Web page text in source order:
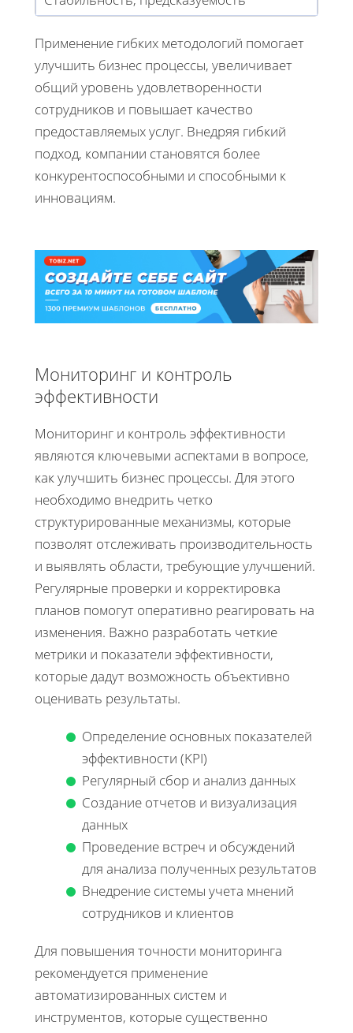
Применение гибких методологий помогает
улучшить бизнес процессы, увеличивает
общий уровень удовлетворенности
сотрудников и повышает качество
предоставляемых услуг. Внедряя гибкий
подход, компании становятся более
конкурентоспособными и способными к
инновациям.
Мониторинг и контроль
эффективности
Мониторинг и контроль эффективности
являются ключевыми аспектами в вопросе,
как улучшить бизнес процессы. Для этого
необходимо внедрить четко
структурированные механизмы, которые
позволят отслеживать производительность
и выявлять области, требующие улучшений.
Регулярные проверки и корректировка
планов помогут оперативно реагировать на
изменения. Важно разработать четкие
метрики и показатели эффективности,
которые дадут возможность объективно
оценивать результаты.
Определение основных показателей
эффективности (KPI)
Регулярный сбор и анализ данных
Создание отчетов и визуализация
данных
Проведение встреч и обсуждений
для анализа полученных результатов
Внедрение системы учета мнений
сотрудников и клиентов
Для повышения точности мониторинга
рекомендуется применение
автоматизированных систем и
инструментов, которые существенно